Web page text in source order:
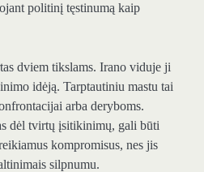
politinį tęstinumą kaip
dviem tikslams. Irano viduje ji
idėją. Tarptautiniu mastu tai
arba deryboms.
dėl tvirtų įsitikinimų, gali būti
kompromisus, nes jis
silpnumu.